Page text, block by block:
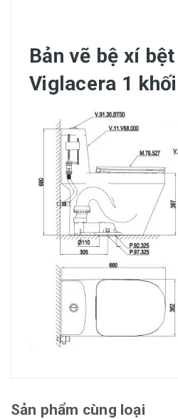
Bản vẽ bệ xí
Viglacera 1 khối
Sản phẩm cùng loại